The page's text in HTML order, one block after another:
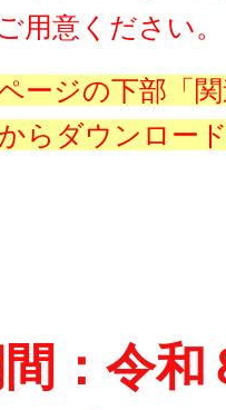
用意ください。
ージの下部「
らダウンロー
：令和